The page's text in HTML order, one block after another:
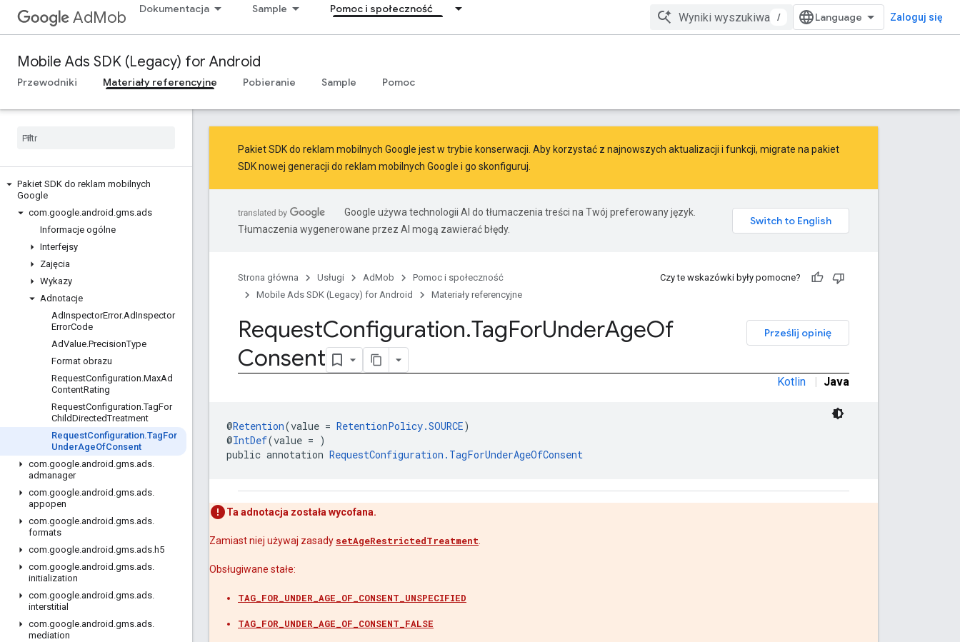
AdMob Dokumentacja Sample Pomoc i społeczność
/ Zaloguj się
Mobile Ads SDK (Legacy) for Android
Przewodniki Materiały referencyjne Pobieranie Sample Pomoc
Pakiet SDK do reklam mobilnych
Google
com.google.android .gms.ads
Informacje ogólne
Interfejsy
Zajęcia
Wykazy
Adnotacje
AdInspectorError.AdInspector
ErrorCode
AdValue.PrecisionType
Format obrazu
RequestConfiguration.MaxAd
ContentRating
RequestConfiguration.TagFor
ChildDirectedTreatment
RequestConfiguration.TagFor
UnderAgeOfConsent
com.google.android .gms.ads.
admanager
com.google.android .gms.ads.
appopen
com.google.android .gms.ads.
formats
com.google.android .gms.ads.h5
com.google.android .gms.ads.
initialization
com.google.android .gms.ads.
interstitial
com.google.android .gms.ads.
mediation
Pakiet SDK do reklam mobilnych Google jest w trybie konserwacji. Aby korzystać z najnowszych aktualizacji i funkcji, migrate na pakiet
SDK nowej generacji do reklam mobilnych Google i go skonfiguruj.
Google używa technologii AI do tłumaczenia treści na Twój preferowany język.
Tłumaczenia wygenerowane przez AI mogą zawierać błędy.
Strona główna Usługi AdMob
Pomoc i społeczność
Mobile Ads SDK (Legacy) for Android
Materiały referencyjne
Czy te wskazówki były pomocne?
Prześlij opinię
RequestConfiguration.TagForUnderAgeOf
Consent
Kotlin | Java
@Retention(value = RetentionPolicy.SOURCE)
@IntDef(value = )
public annotation RequestConfiguration.TagForUnderAgeOfConsent
Ta adnotacja została wycofana.
Zamiast niej używaj zasady setAgeRestrictedTreatment
Obsługiwane stałe:
TAG_FOR_UNDER_AGE_OF_CONSENT_UNSPECIFIED
TAG_FOR_UNDER_AGE_OF_CONSENT_FALSE